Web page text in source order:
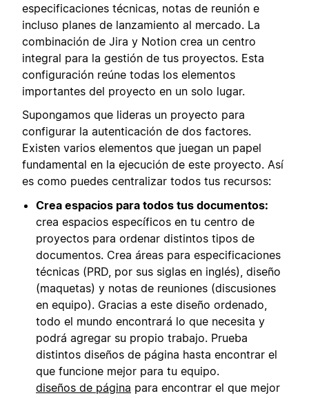
especificaciones técnicas, notas de reunión e
incluso planes de lanzamiento al mercado. La
combinación de Jira y Notion crea un centro
integral para la gestión de tus proyectos. Esta
configuración reúne todas los elementos
importantes del proyecto en un solo lugar.
Supongamos que lideras un proyecto para
configurar la autenticación de dos factores.
Existen varios elementos que juegan un papel
fundamental en la ejecución de este proyecto. Así
es como puedes centralizar todos tus recursos:
Crea espacios para todos tus documentos:
crea espacios específicos en tu centro de
proyectos para ordenar distintos tipos de
documentos. Crea áreas para especificaciones
técnicas (PRD, por sus siglas en inglés), diseño
(maquetas) y notas de reuniones (discusiones
en equipo). Gracias a este diseño ordenado,
todo el mundo encontrará lo que necesita y
podrá agregar su propio trabajo. Prueba
distintos diseños de página hasta encontrar el
que funcione mejor para tu equipo.
diseños de página para encontrar el que mejor